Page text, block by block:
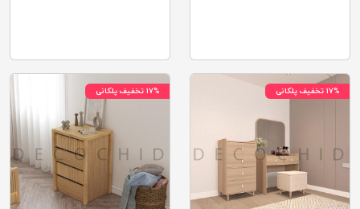
۱۷% تخفیف پلکانی ۱۷% تخفیف پلکانی